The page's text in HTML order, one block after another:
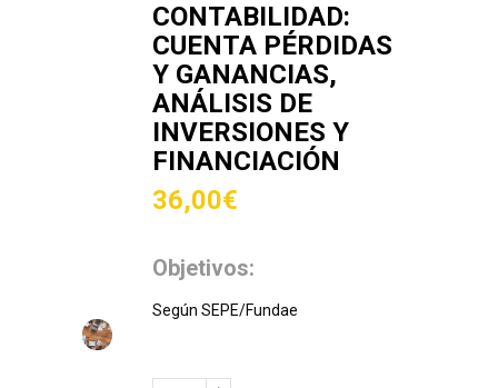
CONTABILIDAD:
CUENTA PÉRDIDAS
Y GANANCIAS,
ANÁLISIS DE
INVERSIONES Y
FINANCIACIÓN
36,00€
Objetivos:
Según SEPE/Fundae